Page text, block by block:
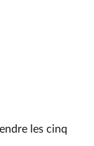
les cinq